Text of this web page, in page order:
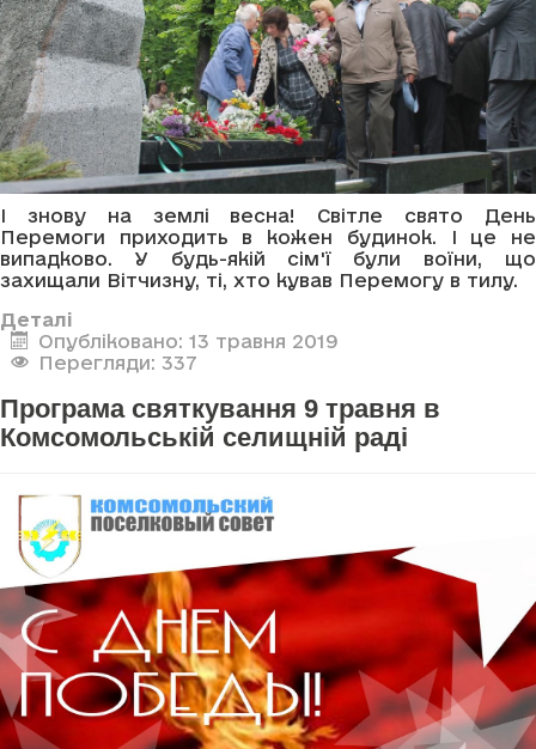
І знову на землі весна! Світле свято День
Перемоги приходить в кожен будинок. І це не
випадково. У будь-якій сім'ї були воїни, що
захищали Вітчизну, ті, хто кував Перемогу в тилу.
Деталі
Опубліковано: 13 травня 2019
Перегляди: 337
Програма святкування 9 травня в
Комсомольській селищній раді